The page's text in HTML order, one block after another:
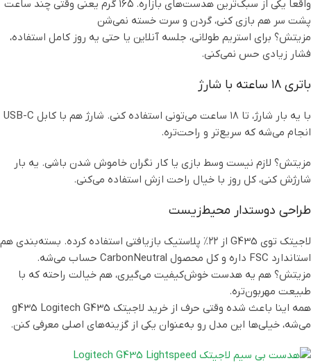
واقعا یکی از سبک‌ترین هدست‌های بازاره. ۱۶۵ گرم یعنی وقتی چند ساعت
پشت سر هم بازی کنی، گردن و سرت خسته نمی‌شن
مزیتش؟ برای استریم طولانی، جلسه آنلاین یا حتی یه روز کامل استفاده،
فشار زیادی حس نمی‌کنی.
باتری ۱۸ ساعته با شارژ
با یه بار شارژ، تا ۱۸ ساعت می‌تونی استفاده کنی. شارژ هم با کابل USB-C
انجام می‌شه که سریع‌تر و راحت‌تره.
مزیتش؟ لازم نیست وسط بازی یا کار نگران خاموش شدن باشی. یه بار
شارژش کنی، کل روز با خیال راحت ازش استفاده می‌کنی.
طراحی دوستدار محیط‌زیست
لاجیتک توی G435 از ۲۲٪ پلاستیک بازیافتی استفاده کرده. بسته‌بندی هم
استاندارد FSC داره و کل محصول CarbonNeutral حساب می‌شه.
مزیتش؟ هم یه هدست خوش‌کیفیت می‌گیری، هم خیالت راحته که با
طبیعت مهربون‌تره.
همه اینا باعث شده وقتی حرف از خرید لاجیتک g435 Logitech G435
می‌شه، خیلی‌ها این مدل رو به‌عنوان یکی از گزینه‌های اصلی معرفی کنن.